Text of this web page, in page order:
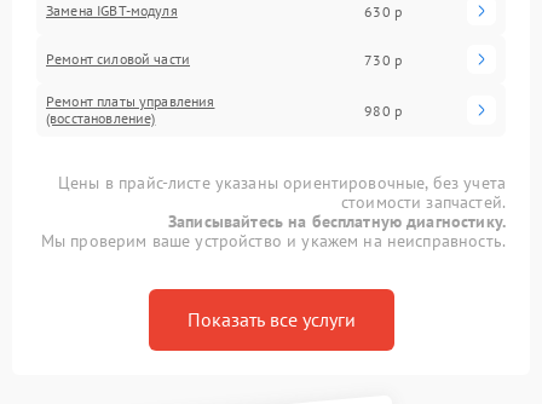
Замена IGBT-модуля 630 р
Ремонт силовой части 730 р
Ремонт платы управления
(восстановление)
980 р
Цены в прайс-листе указаны ориентировочные, без учета
стоимости запчастей.
Записывайтесь на бесплатную диагностику.
Мы проверим ваше устройство и укажем на неисправность.
Показать все услуги